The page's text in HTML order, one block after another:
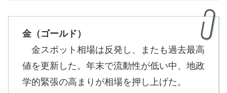
金（ゴールド）
金スポット相場は反発し、またも過去最高
値を更新した。年末で流動性が低い中、地政
学的緊張の高まりが相場を押し上げた。